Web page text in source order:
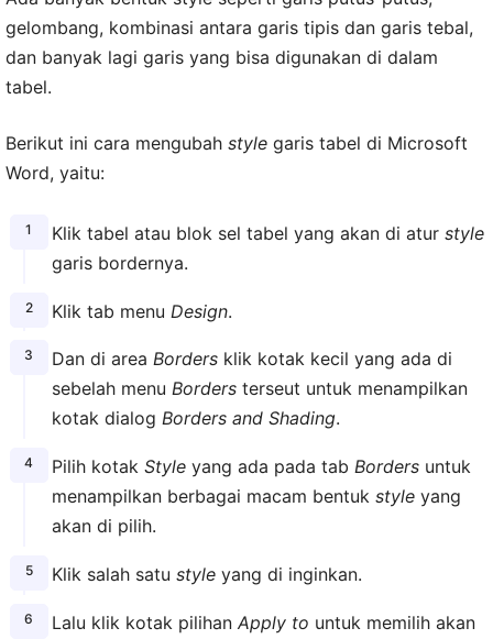
gelombang, kombinasi antara garis tipis dan garis tebal,
dan banyak lagi garis yang bisa digunakan di dalam
tabel.
Berikut ini cara mengubah style garis tabel di Microsoft
Word, yaitu:
Klik tabel atau blok sel tabel yang akan di atur style
garis bordernya.
Klik tab menu Design.
Dan di area Bordersklik kotak kecil yang ada di
sebelah menu Bordersterseut untuk menampilkan
kotak dialog Borders and Shading.
Pilih kotak Styleyang ada pada tab Bordersuntuk
menampilkan berbagai macam bentuk styleyang
akan di pilih.
Klik salah satu styleyang di inginkan.
Lalu klik kotak pilihan Apply to untuk memilih akan